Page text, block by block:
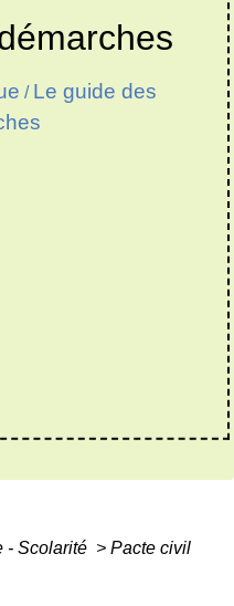
/ Le guide des
- Scolarité > Pacte civil